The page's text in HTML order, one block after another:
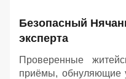
Безопасный
эксперта
Проверенные
приёмы, обнуляющие